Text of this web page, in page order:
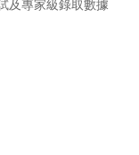
及專家級錄取數據